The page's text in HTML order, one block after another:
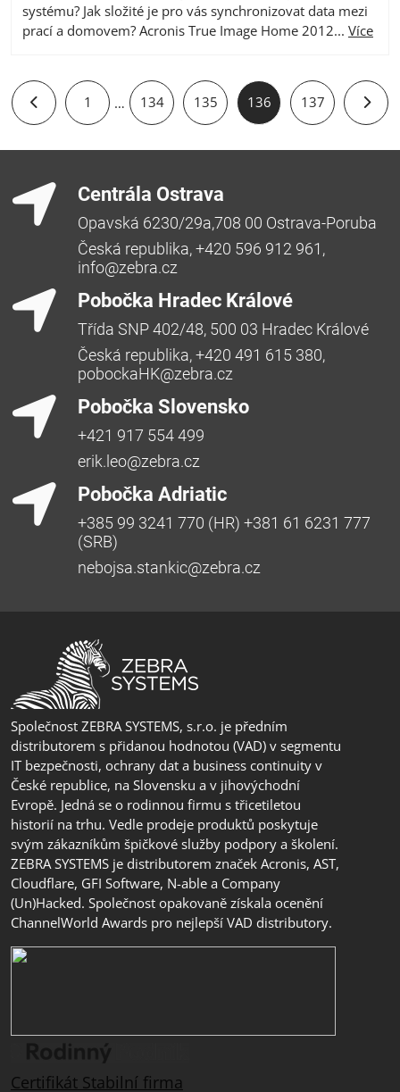
systému? Jak složité je pro vás synchronizovat data mezi
prací a domovem? Acronis True Image Home 2012... Více
1 … 134 135 136 137
Centrála Ostrava
Opavská 6230/29a,708 00 Ostrava-Poruba
Česká republika, +420 596 912 961,
info@zebra.cz
Pobočka Hradec Králové
Třída SNP 402/48, 500 03 Hradec Králové
Česká republika, +420 491 615 380,
pobockaHK@zebra.cz
Pobočka Slovensko
+421 917 554 499
erik.leo@zebra.cz
Pobočka Adriatic
+385 99 3241 770 (HR) +381 61 6231 777
(SRB)
nebojsa.stankic@zebra.cz
Společnost ZEBRA SYSTEMS, s.r.o. je předním
distributorem s přidanou hodnotou (VAD) v segmentu
IT bezpečnosti, ochrany dat a business continuity v
České republice, na Slovensku a v jihovýchodní
Evropě. Jedná se o rodinnou firmu s třicetiletou
historií na trhu. Vedle prodeje produktů poskytuje
svým zákazníkům špičkové služby podpory a školení.
ZEBRA SYSTEMS je distributorem značek Acronis, AST,
Cloudflare, GFI Software, N-able a Company
(Un)Hacked. Společnost opakovaně získala ocenění
ChannelWorld Awards pro nejlepší VAD distributory.
Certifikát Stabilní firma